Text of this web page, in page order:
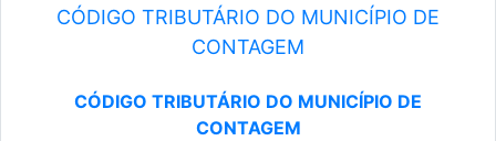
CÓDIGO TRIBUTÁRIO DO MUNICÍPIO DE
CONTAGEM
CÓDIGO TRIBUTÁRIO DO MUNICÍPIO DE
CONTAGEM